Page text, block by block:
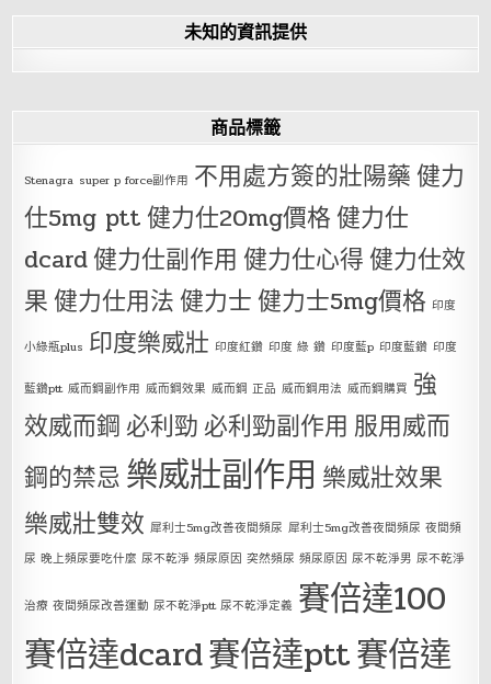
未知的資訊提供
商品標籤
Stenagra super p force副作用 不用處方簽的壯陽藥健力
仕5mg ptt健力仕20mg價格健力仕
dcard健力仕副作用 健力仕心得健力仕效
果健力仕用法健力士健力士5mg價格 印度
小綠瓶plus 印度樂威壯 印度紅鑽 印度 綠 鑽 印度藍p 印度藍鑽 印度
藍鑽ptt 威而鋼副作用 威而鋼效果 威而鋼 正品 威而鋼用法 威而鋼購買 強
效威而鋼 必利勁 必利勁副作用 服用威而
鋼的禁忌 樂威壯副作用 樂威壯效果
樂威壯雙效 犀利士5mg改善夜間頻尿 犀利士5mg改善夜間頻尿 夜間頻
尿 晚上頻尿要吃什麼 尿不乾淨 頻尿原因 突然頻尿 頻尿原因 尿不乾淨男 尿不乾淨
治療 夜間頻尿改善運動 尿不乾淨ptt 尿不乾淨定義 賽倍達100
賽倍達dcard賽倍達ptt賽倍達